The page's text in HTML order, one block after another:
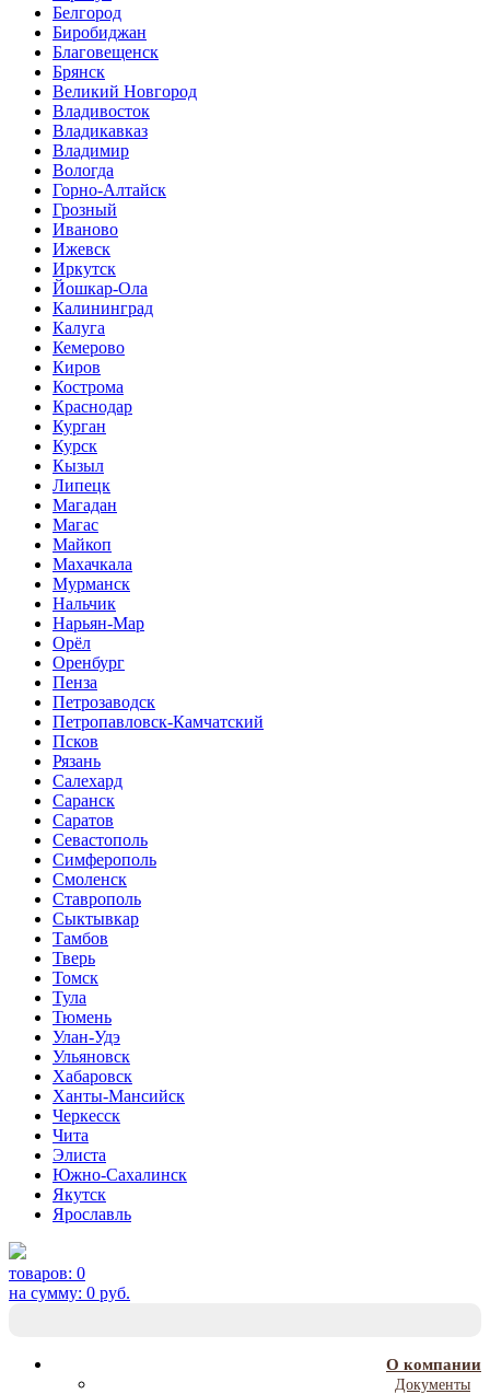
Белгород
Биробиджан
Благовещенск
Брянск
Великий Новгород
Владивосток
Владикавказ
Владимир
Вологда
Горно-Алтайск
Грозный
Иваново
Ижевск
Иркутск
Йошкар-Ола
Калининград
Калуга
Кемерово
Киров
Кострома
Краснодар
Курган
Курск
Кызыл
Липецк
Магадан
Магас
Майкоп
Махачкала
Мурманск
Нальчик
Нарьян-Мар
Орёл
Оренбург
Пенза
Петрозаводск
Петропавловск-Камчатский
Псков
Рязань
Салехард
Саранск
Саратов
Севастополь
Симферополь
Смоленск
Ставрополь
Сыктывкар
Тамбов
Тверь
Томск
Тула
Тюмень
Улан-Удэ
Ульяновск
Хабаровск
Ханты-Мансийск
Черкесск
Чита
Элиста
Южно-Сахалинск
Якутск
Ярославль
товаров: 0
на сумму: 0 руб.
О компании
Документы